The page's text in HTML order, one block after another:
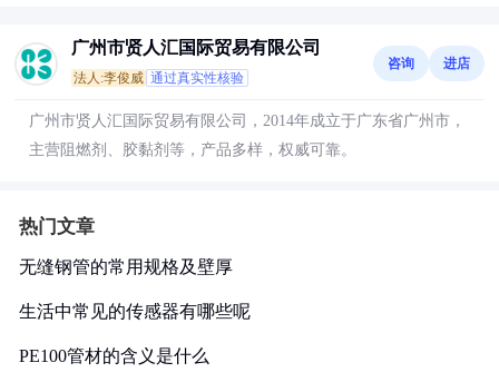
广州市贤人汇国际贸易有限公司
法人:李俊威 通过真实性核验
咨询 进店
广州市贤人汇国际贸易有限公司，2014年成立于广东省广州市，
主营阻燃剂、胶黏剂等，产品多样，权威可靠。
热门文章
无缝钢管的常用规格及壁厚
生活中常见的传感器有哪些呢
PE100管材的含义是什么